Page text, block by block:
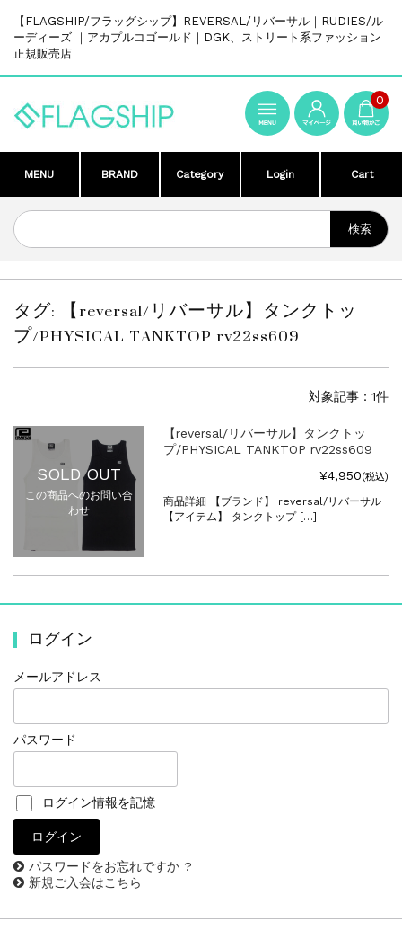
【FLAGSHIP/フラッグシップ】REVERSAL/リバーサル｜RUDIES/ル
ーディーズ ｜アカプルコゴールド｜DGK、ストリート系ファッション
正規販売店
0
MENU BRAND Category Login Cart
タグ: 【reversal/リバーサル】タンクトッ
プ/PHYSICAL TANKTOP rv22ss609
対象記事：1件
SOLD OUT
この商品へのお問い合
わせ
【reversal/リバーサル】タンクトッ
プ/PHYSICAL TANKTOP rv22ss609
¥4,950(税込)
商品詳細 【ブランド】 reversal/リバーサル
【アイテム】 タンクトップ […]
ログイン
メールアドレス
パスワード
ログイン情報を記憶
パスワードをお忘れですか ?
新規ご入会はこちら